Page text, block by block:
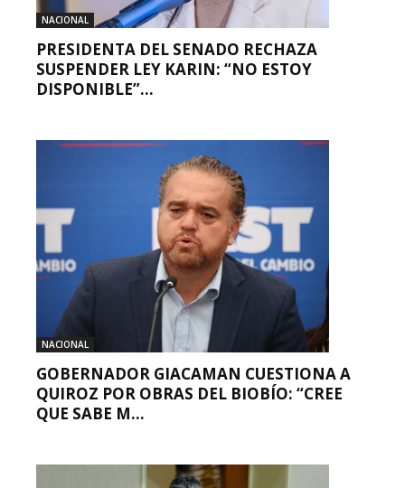
NACIONAL
PRESIDENTA DEL SENADO RECHAZA
SUSPENDER LEY KARIN: “NO ESTOY
DISPONIBLE”...
NACIONAL
GOBERNADOR GIACAMAN CUESTIONA A
QUIROZ POR OBRAS DEL BIOBÍO: “CREE
QUE SABE M...